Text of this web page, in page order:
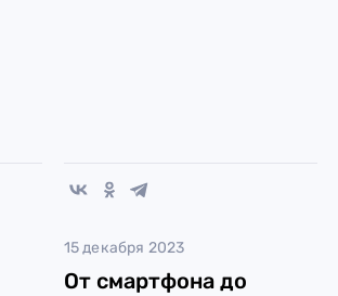
15 декабря 2023
От смартфона до